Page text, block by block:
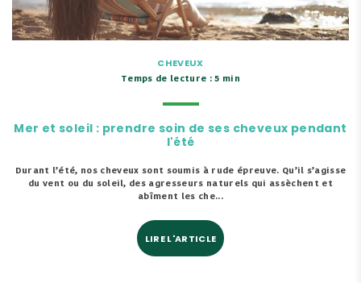
CHEVEUX
Temps de lecture : 5 min
Mer et soleil : prendre soin de ses cheveux pendant
l'été
Durant l’été, nos cheveux sont soumis à rude épreuve. Qu’il s’agisse
du vent ou du soleil, des agresseurs naturels qui assèchent et
abîment les che...
LIRE L'ARTICLE